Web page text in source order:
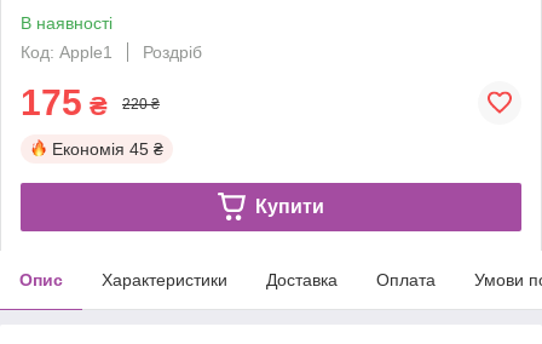
В наявності
Код: Apple1
Роздріб
175 ₴ 220 ₴
Економія 45 ₴
Купити
Опис Характеристики Доставка Оплата Умови